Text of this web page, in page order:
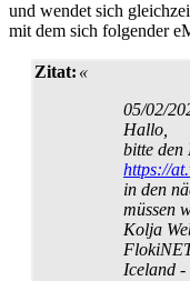
und wendet sich
mit dem sich folgender
Zitat: «
05/02/
Hallo,
bitte den
https://
in den
müssen
Kolja
Iceland -